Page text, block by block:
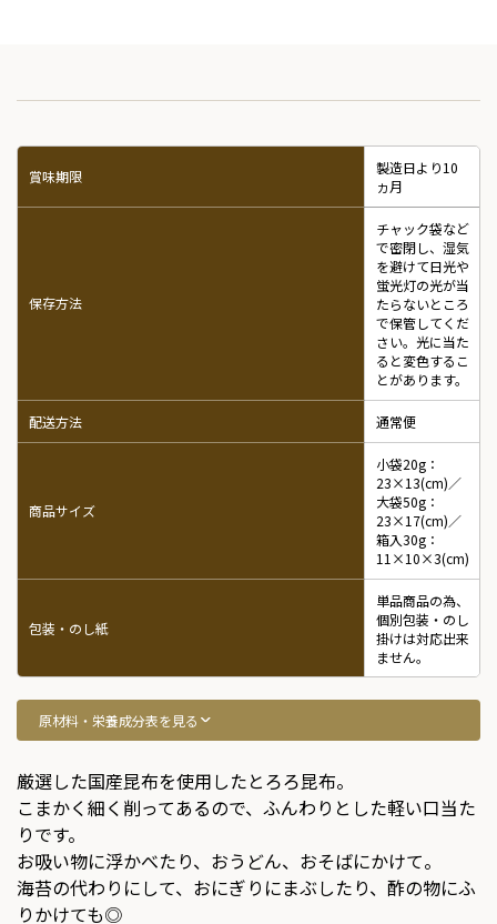
賞味期限
製造日より10
ヵ月
保存方法
チャック袋など
で密閉し、湿気
を避けて日光や
蛍光灯の光が当
たらないところ
で保管してくだ
さい。光に当た
ると変色するこ
とがあります。
配送方法 通常便
商品サイズ
小袋20g：
23×13(cm)／
大袋50g：
23×17(cm)／
箱入30g：
11×10×3(cm)
包装・のし紙
単品商品の為、
個別包装・のし
掛けは対応出来
ません。
原材料・栄養成分表を見る
厳選した国産昆布を使用したとろろ昆布。
こまかく細く削ってあるので、ふんわりとした軽い口当た
りです。
お吸い物に浮かべたり、おうどん、おそばにかけて。
海苔の代わりにして、おにぎりにまぶしたり、酢の物にふ
りかけても◎